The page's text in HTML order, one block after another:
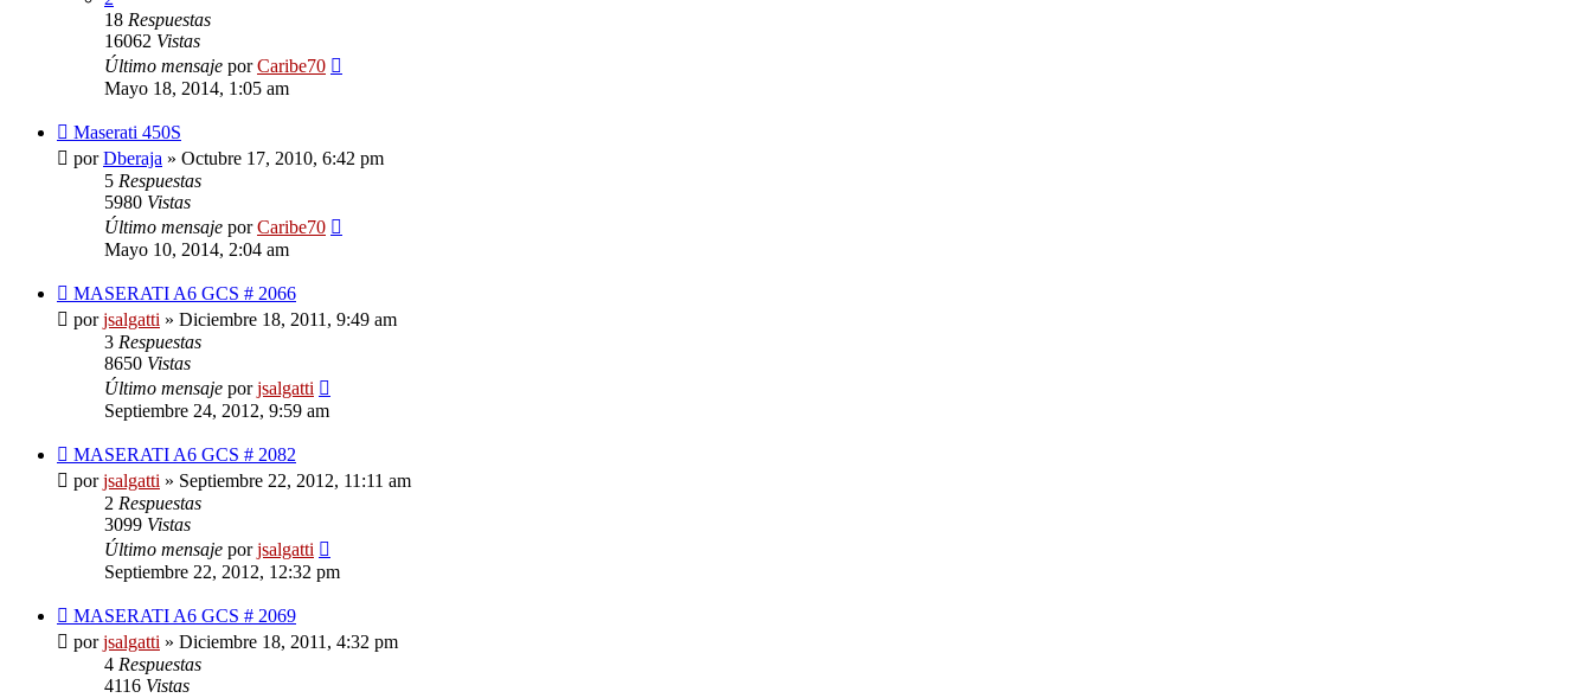
18 Respuestas
16062 Vistas
Último mensaje porCaribe70
Mayo 18, 2014, 1:05 am
Maserati 450S
porDberaja » Octubre 17, 2010, 6:42 pm
5 Respuestas
5980 Vistas
Último mensaje porCaribe70
Mayo 10, 2014, 2:04 am
MASERATI A6 GCS # 2066
porjsalgatti » Diciembre 18, 2011, 9:49 am
3 Respuestas
8650 Vistas
Último mensaje porjsalgatti
Septiembre 24, 2012, 9:59 am
MASERATI A6 GCS # 2082
porjsalgatti » Septiembre 22, 2012, 11:11 am
2 Respuestas
3099 Vistas
Último mensaje porjsalgatti
Septiembre 22, 2012, 12:32 pm
MASERATI A6 GCS # 2069
porjsalgatti » Diciembre 18, 2011, 4:32 pm
4 Respuestas
4116 Vistas